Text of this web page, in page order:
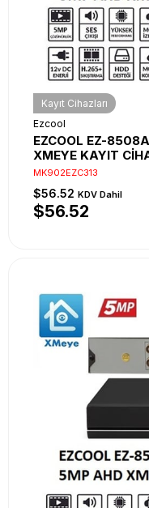
Kayıt Cihazları
Ezcool
EZCOOL EZ-
XMEYE KAYIT
MK902EZC313
$56.52 KDV Dahil
$56.52